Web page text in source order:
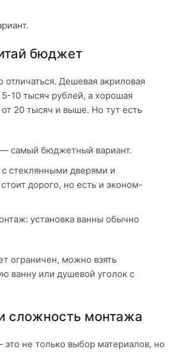
бюджет
отличаться. Дешевая акриловая
5-10 тысяч рублей, а хорошая
20 тысяч и выше. Но тут есть
самый бюджетный вариант.
стеклянными дверями и
дорого, но есть и эконом-
установка ванны обычно
ограничен, можно взять
ванну или душевой уголок с
сложность монтажа
не только выбор материалов, но